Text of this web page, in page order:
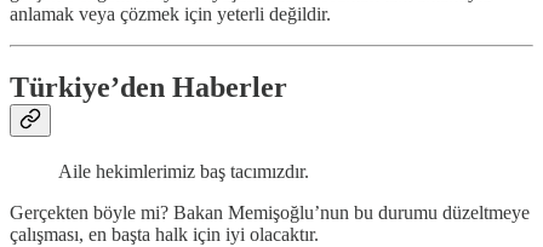
anlamak veya çözmek için yeterli değildir.
Türkiye’den Haberler
Aile hekimlerimiz baş tacımızdır.
Gerçekten böyle mi? Bakan Memişoğlu’nun bu durumu düzeltmeye
çalışması, en başta halk için iyi olacaktır.